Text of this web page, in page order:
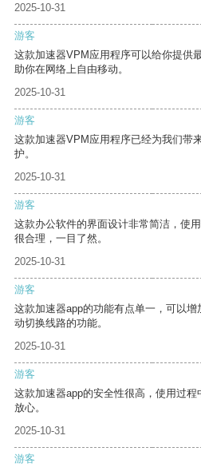
2025-10-31
游客
这款加速器VPM应用程序可以给你提供
助你在网络上自由移动。
2025-10-31
游客
这款加速器VPM应用程序已经为我们带
护。
2025-10-31
游客
这款办公软件的界面设计非常简洁，使
很合理，一目了然。
2025-10-31
游客
这款加速器app的功能有点单一，可以
动切换线路的功能。
2025-10-31
游客
这款加速器app的安全性很高，使用过
放心。
2025-10-31
游客